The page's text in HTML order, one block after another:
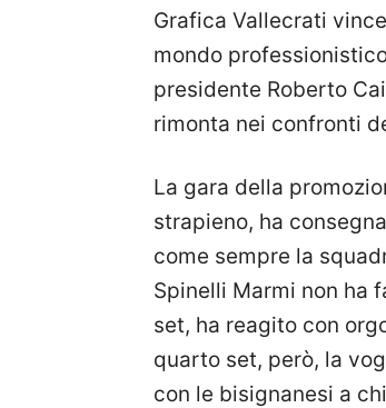
Grafica Vallecrati
mondo
presidente Roberto
rimonta nei confronti
La gara della
strapieno, ha
come sempre la
Spinelli Marmi non ha
set, ha reagito con
quarto set, però, la
con le bisignanesi a